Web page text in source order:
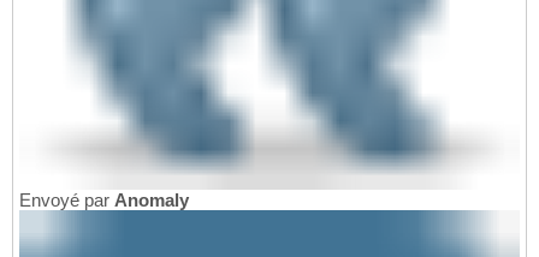
Envoyé par Anomaly